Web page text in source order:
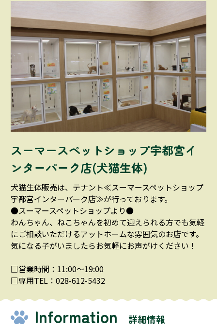
スーマースペットショップ宇都宮イ
ンターパーク店(犬猫生体)
犬猫生体販売は、テナント≪スーマースペットショップ
宇都宮インターパーク店≫が行っております。
●スーマースペットショップより●
わんちゃん、ねこちゃんを初めて迎えられる方でも気軽
にご相談いただけるアットホームな雰囲気のお店です。
気になる子がいましたらお気軽にお声がけください！
□営業時間：11:00～19:00
□専用TEL：028-612-5432
Information 詳細情報